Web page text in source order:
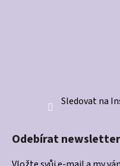
Sledovat na
Odebírat newsletter